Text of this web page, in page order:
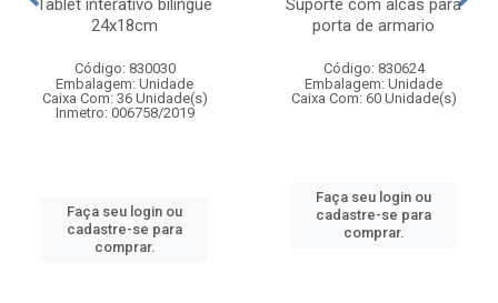
Tablet interativo bilingue
24x18cm
Código: 830030
Embalagem: Unidade
Caixa Com: 36 Unidade(s)
Inmetro: 006758/2019
Faça seu login ou
cadastre-se para
comprar.
Suporte com alcas para
porta de armario
Código: 830624
Embalagem: Unidade
Caixa Com: 60 Unidade(s)
Faça seu login ou
cadastre-se para
comprar.